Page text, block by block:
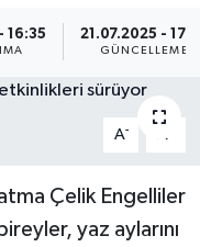
16:35 21.07.2025 -
GÜNCELLEME
A- A
Çelik Engelliler
yaz aylarını